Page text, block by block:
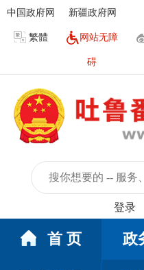
中国政府网 新疆政府网
繁體 网站无障
碍
登录
首 页 政